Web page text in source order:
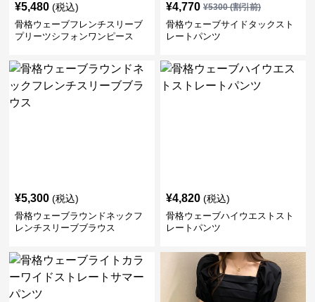
¥5,480 (税込)
骨格ウェーブフレンチスリーブ
プリーツシフォンワンピース
¥4,770 ¥5300(割引前)
骨格ウェーブサイドタックスト
レートパンツ
¥5,300 (税込)
骨格ウェーブラウンドネックフ
レンチスリーブブラウス
¥4,820 (税込)
骨格ウェーブハイウエストスト
レートパンツ